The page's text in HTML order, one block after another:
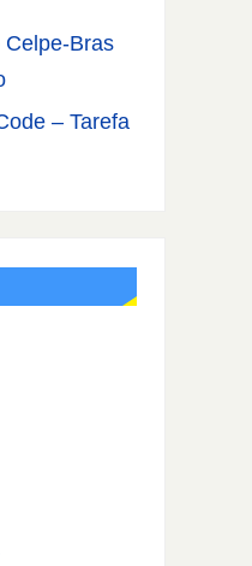
Celpe-Bras
– Tarefa